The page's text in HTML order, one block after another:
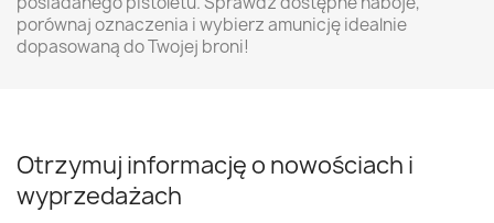
porównaj oznaczenia i wybierz amunicję idealnie
dopasowaną do Twojej broni!
Otrzymuj informację o nowościach i
wyprzedażach